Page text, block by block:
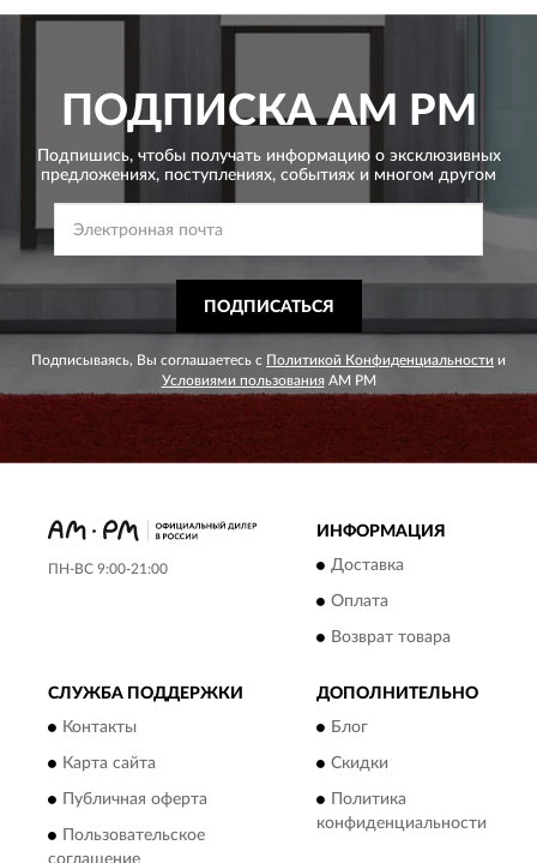
ПОДПИСКАAM PM
Подпишись, чтобы получать информацию о эксклюзивных
предложениях, поступлениях, событиях и многом другом
ПОДПИСАТЬСЯ
Подписываясь, Вы соглашаетесь с Политикой Конфиденциальности и
Условиями пользования AM PM
ПН-ВС 9:00-21:00
ИНФОРМАЦИЯ
Доставка
Оплата
Возврат товара
СЛУЖБА ПОДДЕРЖКИ
Контакты
Карта сайта
Публичная оферта
Пользовательское
ДОПОЛНИТЕЛЬНО
Блог
Скидки
Политика
конфиденциальности